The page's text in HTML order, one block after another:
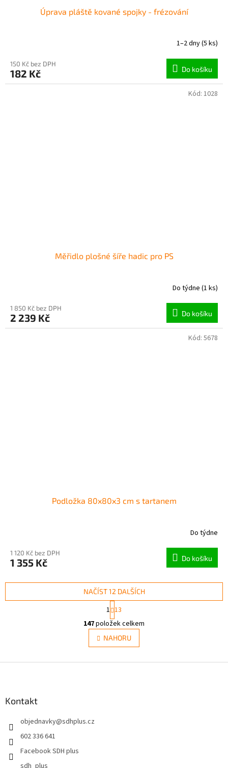
Úprava pláště kované spojky - frézování
1–2 dny(5 ks)
150 Kč bez DPH
182 Kč Do košíku
Měřidlo plošné šíře hadic pro PS
Do týdne (1 ks)
1 850 Kč bez DPH
2 239 Kč Do košíku
Kód: 1028
Podložka 80x80x3 cm s tartanem
Do týdne
1 120 Kč bez DPH
1 355 Kč Do košíku
Kód: 5678
O
v
l
á
NAČÍST 12 DALŠÍCH
S
t
r
á
n
k
v
1 13
147položek celkem
NAHORU
Kontakt
objednavky@sdhplus.cz
602 336 641
Facebook SDH plus
sdh_plus